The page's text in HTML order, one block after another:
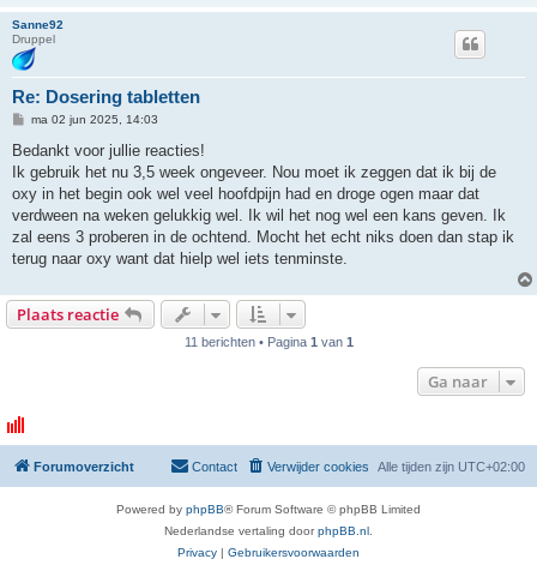
Sanne92
Druppel
Re: Dosering tabletten
B
r
c
h
t
ma 02 jun 2025, 14:03
Bedankt voor jullie reacties!
Ik gebruik het nu 3,5 week ongeveer. Nou moet ik zeggen dat ik bij de
oxy in het begin ook wel veel hoofdpijn had en droge ogen maar dat
verdween na weken gelukkig wel. Ik wil het nog wel een kans geven. Ik
zal eens 3 proberen in de ochtend. Mocht het echt niks doen dan stap ik
terug naar oxy want dat hielp wel iets tenminste.
Plaats reactie
11 berichten • Pagina 1 van 1
Ga naar
Forumoverzicht Alle tijden zijn UTC+02:00
Verwijder cookies
Contact
Powered by phpBB® Forum Software © phpBB Limited
Nederlandse vertaling doorphpBB.nl
Privacy | Gebruikersvoorwaarden